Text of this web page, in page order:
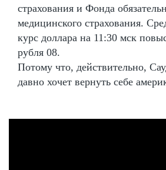
страхования и Фонда
медицинского страхования.
курс доллара на 11:30 мск
рубля 08.
Потому что, действительно,
давно хочет вернуть себе